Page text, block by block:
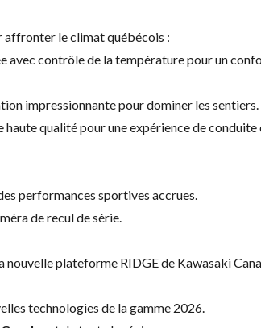
affronter le climat québécois :
avec contrôle de la température pour un
impressionnante pour dominer les sentiers.
qualité pour une expérience de conduite
performances sportives accrues.
de recul de série.
plateforme RIDGE de Kawasaki
technologies de la gamme 2026.